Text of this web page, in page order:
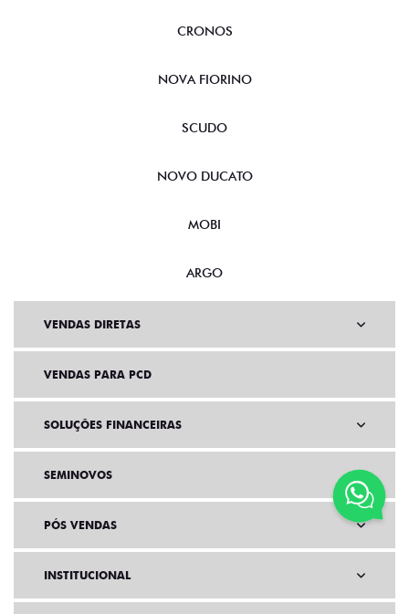
CRONOS
NOVA FIORINO
SCUDO
NOVO DUCATO
MOBI
ARGO
VENDAS DIRETAS
VENDAS PARA PCD
SOLUÇÕES FINANCEIRAS
SEMINOVOS
PÓS VENDAS
INSTITUCIONAL